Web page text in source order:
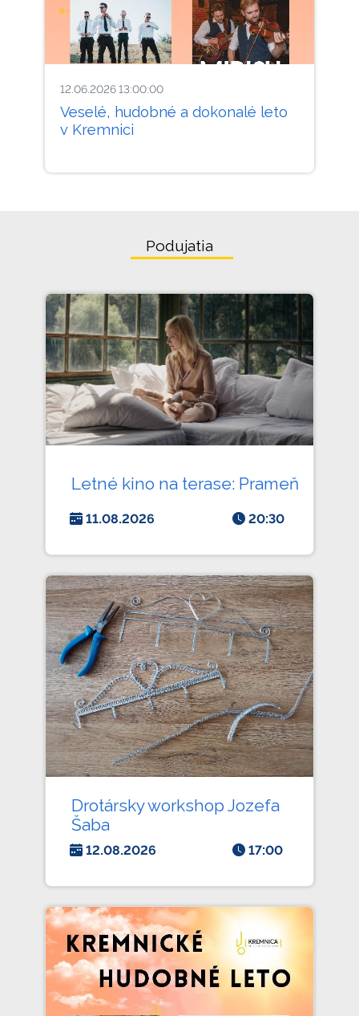
12.06.2026 13:00:00
Veselé, hudobné a dokonalé leto
v Kremnici
Podujatia
Letné kino na terase: Prameň
11.08.2026 20:30
Drotársky workshop Jozefa
Šaba
12.08.2026 17:00